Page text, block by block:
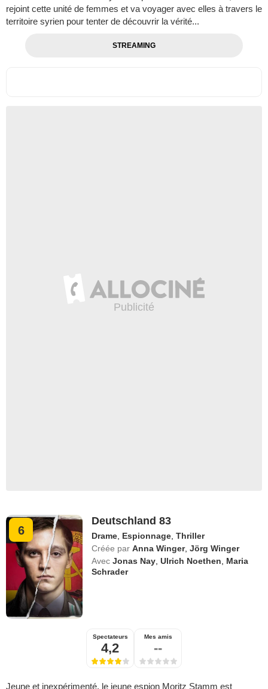
rejoint cette unité de femmes et va voyager avec elles à travers le
territoire syrien pour tenter de découvrir la vérité...
STREAMING
6
Deutschland 83
Drame Espionnage ,Thriller
Créée par Anna Winger,Jörg Winger
Avec Jonas Nay ,Ulrich Noethen
Maria
Schrader
Spectateurs
4,2
Mes amis
--
Jeune et inexpérimenté, le jeune espion Moritz Stamm est